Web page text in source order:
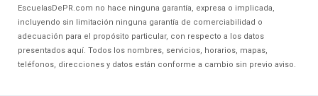
EscuelasDePR.com no hace ninguna garantía, expresa o implicada,
incluyendo sin limitación ninguna garantía de comerciabilidad o
adecuación para el propósito particular, con respecto a los datos
presentados aquí. Todos los nombres, servicios, horarios, mapas,
teléfonos, direcciones y datos están conforme a cambio sin previo aviso.